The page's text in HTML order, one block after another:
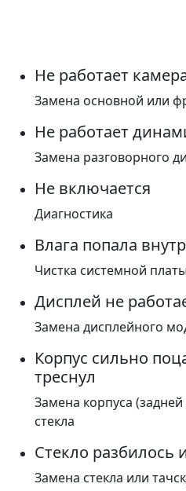
Не работает
Замена основной или
Не работает
Замена разговорного
Не включается
Диагностика
Влага попала
Чистка системной
Дисплей не
Замена дисплейного
Корпус сильно
треснул
Замена корпуса
стекла
Стекло разбилось
Замена стекла или